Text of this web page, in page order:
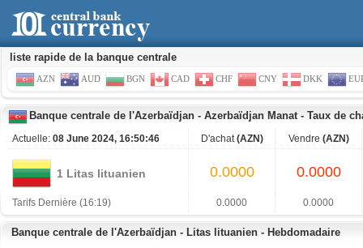
liste rapide de la banque centrale
AZN AUD BGN CAD CHF CNY DKK
Banque centrale de l'Azerbaïdjan - Azerbaïdjan Manat- Taux de
Actuelle: 08 June 2024, 16:50:46 D'achat(AZN) Vendre (AZN)
1 Litas lituanien 0.0000 0.0000
Tarifs Dernière (16:19) 0.0000 0.0000
Banque centrale de l'Azerbaïdjan - Litas lituanien - Hebdomadaire